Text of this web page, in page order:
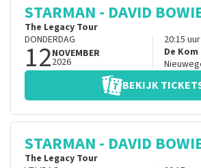
STARMAN - DAVID
The Legacy Tour
DONDERDAG
12NOVEMBER
2026
20:15 uur
De Kom
BEKIJK
STARMAN - DAVID
The Legacy Tour